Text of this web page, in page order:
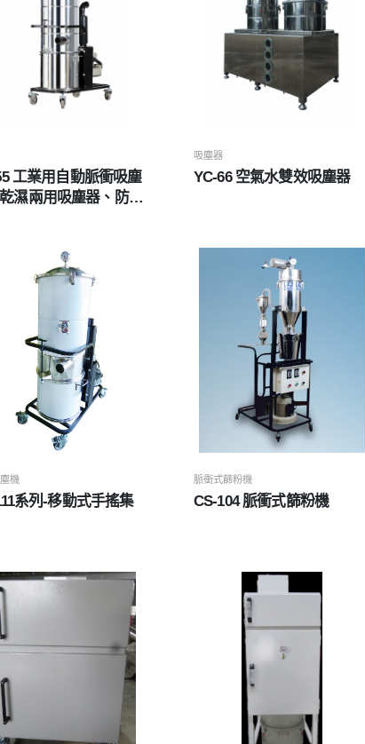
工業用自動脈衝吸塵
濕兩用吸塵器、防爆
吸塵器
YC-66 空氣水雙效吸塵器
機
系列-移動式手搖集
脈衝式篩粉機
CS-104 脈衝式篩粉機